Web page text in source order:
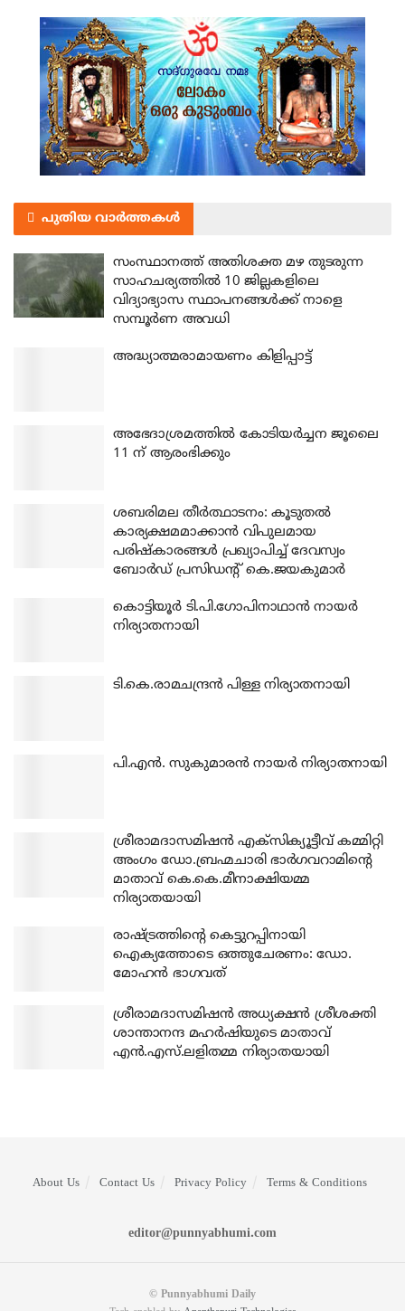
പുതിയ വാർത്തകൾ
സംസ്ഥാനത്ത് അതിശക്ത മഴ തുടരുന്ന
സാഹചര്യത്തിൽ 10 ജില്ലകളിലെ
വിദ്യാഭ്യാസ സ്ഥാപനങ്ങൾക്ക് നാളെ
സമ്പൂർണ അവധി
അദ്ധ്യാത്മരാമായണം കിളിപ്പാട്ട്
അഭേദാശ്രമത്തില്‍ കോടിയര്‍ച്ചന ജൂലൈ
11 ന് ആരംഭിക്കും
ശബരിമല തീര്‍ത്ഥാടനം: കൂടുതല്‍
കാര്യക്ഷമമാക്കാന്‍ വിപുലമായ
പരിഷ്‌കാരങ്ങള്‍ പ്രഖ്യാപിച്ച് ദേവസ്വം
ബോര്‍ഡ് പ്രസിഡന്റ് കെ.ജയകുമാര്‍
കൊട്ടിയൂര്‍ ടി.പി.ഗോപിനാഥാന്‍ നായര്‍
നിര്യാതനായി
ടി.കെ.രാമചന്ദ്രന്‍ പിള്ള നിര്യാതനായി
പി.എന്‍. സുകുമാരന്‍ നായര്‍ നിര്യാതനായി
ശ്രീരാമദാസമിഷന്‍ എക്‌സിക്യൂട്ടീവ് കമ്മിറ്റി
അംഗം ഡോ.ബ്രഹ്മചാരി ഭാര്‍ഗവറാമിന്റെ
മാതാവ് കെ.കെ.മീനാക്ഷിയമ്മ
നിര്യാതയായി
രാഷ്ട്രത്തിന്റെ കെട്ടുറപ്പിനായി
ഐക്യത്തോടെ ഒത്തുചേരണം: ഡോ.
മോഹന്‍ ഭാഗവത്
ശ്രീരാമദാസമിഷന്‍ അധ്യക്ഷന്‍ ശ്രീശക്തി
ശാന്താനന്ദ മഹര്‍ഷിയുടെ മാതാവ്
എന്‍.എസ്.ലളിതമ്മ നിര്യാതയായി
About Us Contact Us Privacy Policy Terms & Conditions
editor@punnyabhumi.com
© Punnyabhumi Daily